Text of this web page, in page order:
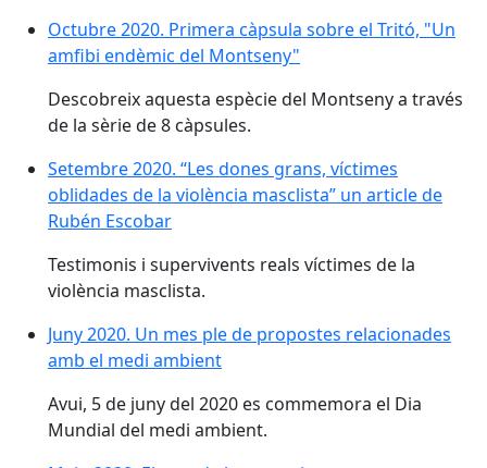
Octubre 2020. Primera càpsula sobre el Tritó, "Un
Octubre 2020. Primera càpsula sobre el Tritó, "Un
amfibi endèmic del Montseny"
Descobreix aquesta espècie del Montseny a través
de la sèrie de 8 càpsules.
Setembre 2020. “Les dones grans, víctimes
Setembre 2020. “Les dones grans, víctimes
oblidades de la violència masclista” un article de
Rubén Escobar
Testimonis i supervivents reals víctimes de la
violència masclista.
Juny 2020. Un mes ple de propostes relacionades
Juny 2020. Un mes ple de propostes relacionades
amb el medi ambient
Avui, 5 de juny del 2020 es commemora el Dia
Mundial del medi ambient.